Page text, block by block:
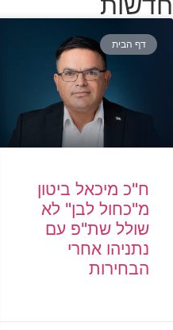
דף הבית
ח"כ מיכאל ביטון
מ"כחול לבן" לא
שולל שת"פ עם
נתניהו אחרי
הבחירות